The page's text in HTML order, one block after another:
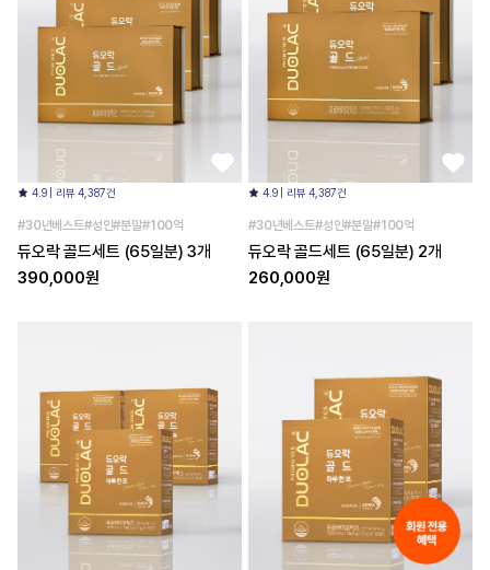
4.9 | 리뷰 4,387건
#30년베스트#성인#분말#100억
듀오락 골드세트 (65일분) 3개
390,000원
4.9 | 리뷰 4,387건
#30년베스트#성인#분말#100억
듀오락 골드세트 (65일분) 2개
260,000원